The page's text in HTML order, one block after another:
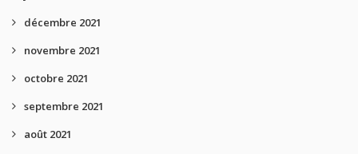
décembre 2021
novembre 2021
octobre 2021
septembre 2021
août 2021